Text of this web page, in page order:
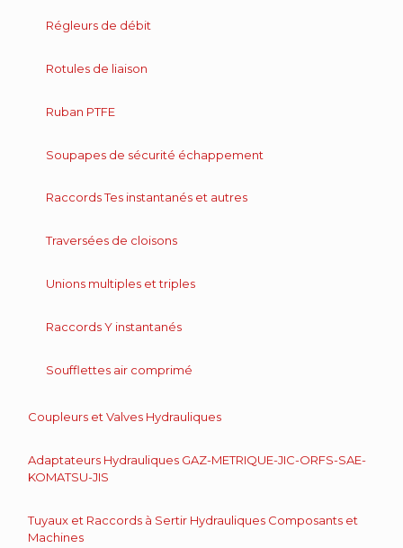
Régleurs de débit
Rotules de liaison
Ruban PTFE
Soupapes de sécurité échappement
Raccords Tes instantanés et autres
Traversées de cloisons
Unions multiples et triples
Raccords Y instantanés
Soufflettes air comprimé
Coupleurs et Valves Hydrauliques
Adaptateurs Hydrauliques GAZ-METRIQUE-JIC-ORFS-SAE-
KOMATSU-JIS
Tuyaux et Raccords à Sertir Hydrauliques Composants et
Machines